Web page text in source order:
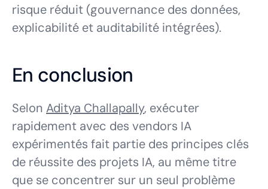
risque réduit (gouvernance des données,
explicabilité et auditabilité intégrées).
En conclusion
Selon Aditya Challapally, exécuter
rapidement avec des vendors IA
expérimentés fait partie des principes clés
de réussite des projets IA, au même titre
que se concentrer sur un seul problème